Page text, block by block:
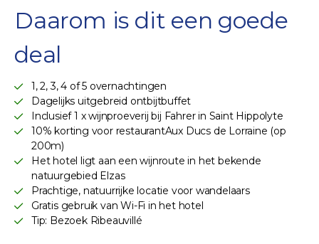
Daarom is dit een goede
deal
1, 2, 3, 4 of 5 overnachtingen
Dagelijks uitgebreid ontbijtbuffet
Inclusief 1 x wijnproeverij bij Fahrer in Saint Hippolyte
10% korting voor restaurantAux Ducs de Lorraine (op
200m)
Het hotel ligt aan een wijnroute in het bekende
natuurgebied Elzas
Prachtige, natuurrijke locatie voor wandelaars
Gratis gebruik van Wi-Fi in het hotel
Tip: Bezoek Ribeauvillé